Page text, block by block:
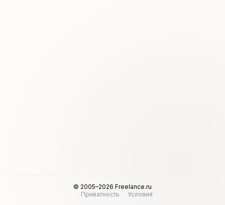
© 2005–2026 Freelance.ru
Приватность
Условия